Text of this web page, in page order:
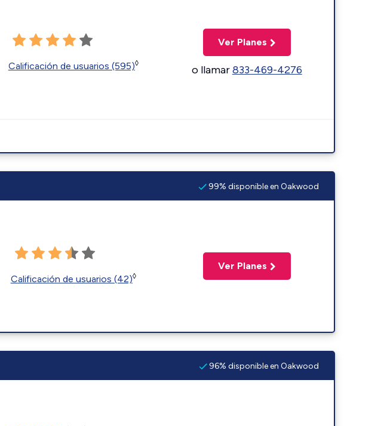
Calificación de usuarios (595)◊
Ver Planes
o llamar833-469-4276
99% disponible en Oakwood
Calificación de usuarios (42)◊
Ver Planes
96% disponible en Oakwood